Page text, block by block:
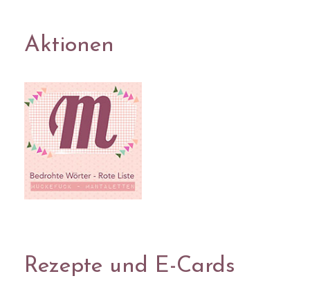
Aktionen
Rezepte und E-Cards